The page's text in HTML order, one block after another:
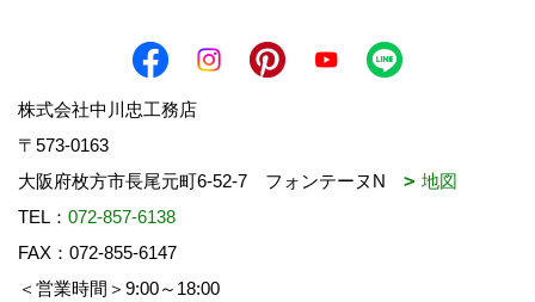
株式会社中川忠工務店
〒573-0163
大阪府枚方市長尾元町6-52-7 フォンテーヌN
地図
TEL： 072-857-6138
FAX：072-855-6147
＜営業時間＞9:00～18:00